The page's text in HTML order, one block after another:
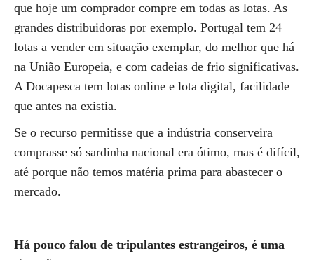
que hoje um comprador compre em todas as lotas. As
grandes distribuidoras por exemplo. Portugal tem 24
lotas a vender em situação exemplar, do melhor que há
na União Europeia, e com cadeias de frio significativas.
A Docapesca tem lotas online e lota digital, facilidade
que antes na existia.
Se o recurso permitisse que a indústria conserveira
comprasse só sardinha nacional era ótimo, mas é difícil,
até porque não temos matéria prima para abastecer o
mercado.
Há pouco falou de tripulantes estrangeiros, é uma